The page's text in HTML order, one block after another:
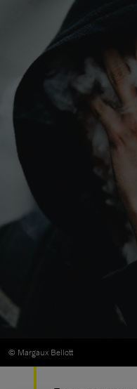
© Margaux Bellott